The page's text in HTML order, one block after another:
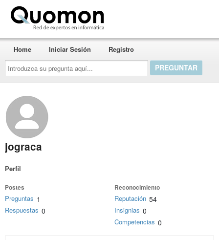
Introduzca
su
pregunta
aquí...
Home Iniciar Sesión Registro
jograca
Perfil
Postes
Preguntas 1
Respuestas 0
Reconocimiento
Reputación 54
Insignias 0
Competencias 0